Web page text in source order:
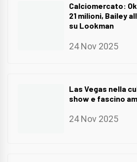
Calciomercato:
21 milioni, Bailey
su Lookman
24 Nov 2025
Las Vegas nella
show e fascino
24 Nov 2025